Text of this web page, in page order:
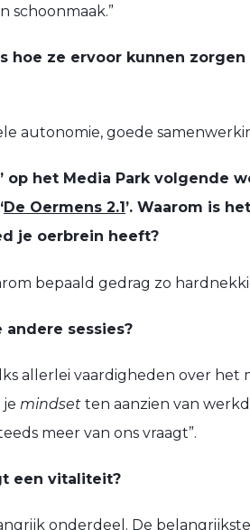
schoonmaak.”
hoe ze ervoor kunnen
autonomie, goede
op het Media Park
De Oermens 2.1 ’. Waarom is
je oerbrein heeft?
bepaald gedrag zo
sessies?
allerlei vaardigheden over het
mindset ten aanzien van
meer van ons vraagt”.
een vitaliteit?
onderdeel. De